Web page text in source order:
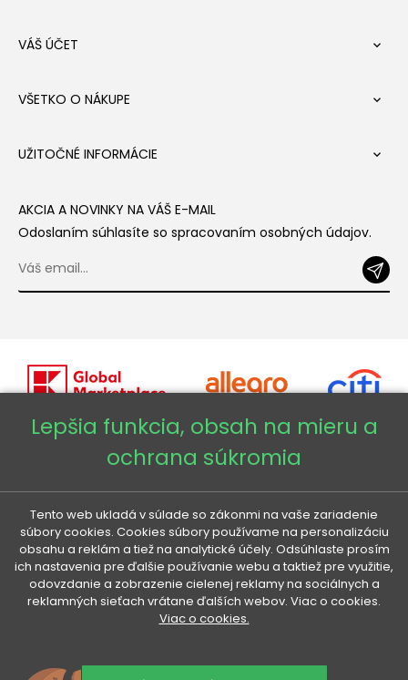
VÁŠ ÚČET 
VŠETKO O NÁKUPE 
UŽITOČNÉ INFORMÁCIE 
AKCIA A NOVINKY NA VÁŠ E-MAIL
Odoslaním súhlasíte so spracovaním osobných údajov.
Copyright © 2026 - Veneti™
Veneti SK
Veneti CZ
Veneti DE
Lepšia funkcia, obsah na mieru a
ochrana súkromia
Tento web ukladá v súlade so zákonmi na vaše zariadenie
súbory cookies. Cookies súbory používame na personalizáciu
obsahu a reklám a tiež na analytické účely. Odsúhlaste prosím
ich nastavenia pre ďalšie používanie webu a taktiež pre využitie,
odovzdanie a zobrazenie cielenej reklamy na sociálnych a
reklamných sieťach vrátane ďalších webov. Viac o cookies.
Viac o cookies.